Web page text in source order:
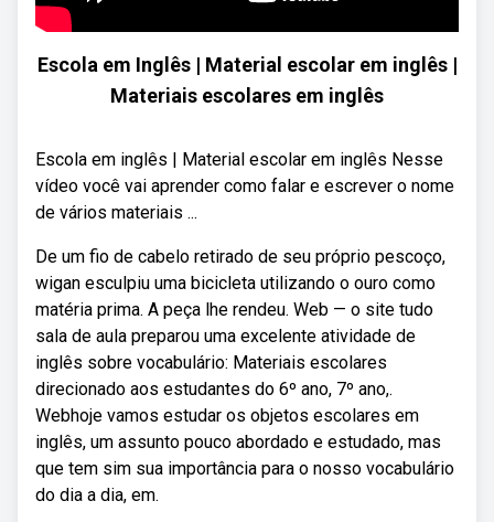
Escola em Inglês | Material escolar em inglês |
Materiais escolares em inglês
Escola em inglês | Material escolar em inglês Nesse
vídeo você vai aprender como falar e escrever o nome
de vários materiais ...
De um fio de cabelo retirado de seu próprio pescoço,
wigan esculpiu uma bicicleta utilizando o ouro como
matéria prima. A peça lhe rendeu. Web — o site tudo
sala de aula preparou uma excelente atividade de
inglês sobre vocabulário: Materiais escolares
direcionado aos estudantes do 6º ano, 7º ano,.
Webhoje vamos estudar os objetos escolares em
inglês, um assunto pouco abordado e estudado, mas
que tem sim sua importância para o nosso vocabulário
do dia a dia, em.